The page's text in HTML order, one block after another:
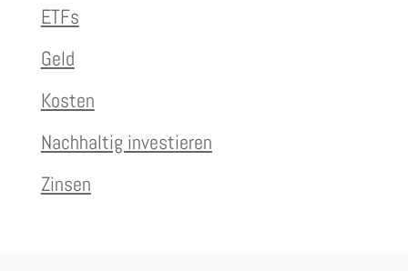
ETFs
Geld
Kosten
Nachhaltig investieren
Zinsen